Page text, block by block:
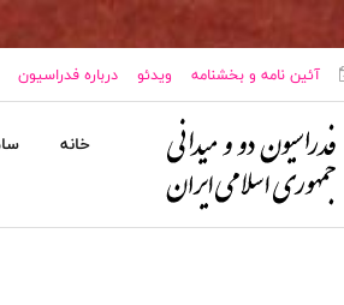
آئین نامه و بخشنامه ویدئو درباره فدراسیون
خانه